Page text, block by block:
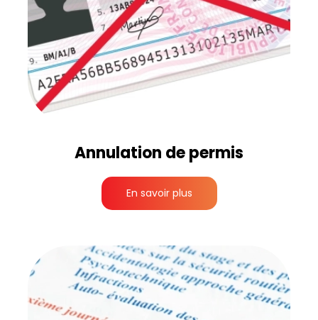
Annulation de permis
En savoir plus